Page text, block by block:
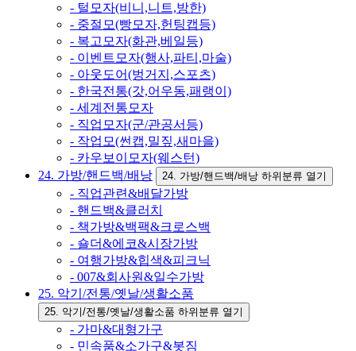
- 털모자(비니,니트,방한)
- 중절모(빵모자,헌팅캡등)
- 복고모자(화관,베일등)
- 이벤트모자(행사,파티,마술)
- 아웃도어(벙거지,스포츠)
- 한국전통(갓,어우동,패랭이)
- 세계전통모자
- 직업모자(군/관공서등)
- 작업모(썬캡,밀짚,새마을)
- 카우보이모자(웨스턴)
24. 가방/핸드백/배낭
24. 가방/핸드백/배낭 하위분류 열기
- 직업관련&배달가방
- 핸드백&클러치
- 책가방&백팩&크로스백
- 숄더&에코&시장가방
- 여행가방&힙색&피크닉
- 007&회사원&일수가방
25. 악기/전통/옛날/생활소품
25. 악기/전통/옛날/생활소품 하위분류 열기
- 가마&대형가구
- 민속품&소가구&봇짐